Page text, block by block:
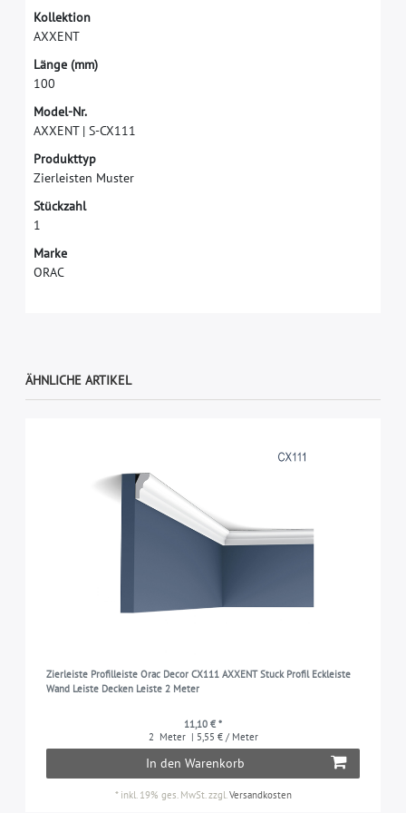
Kollektion
AXXENT
Länge (mm)
100
Model-Nr.
AXXENT | S-CX111
Produkttyp
Zierleisten Muster
Stückzahl
1
Marke
ORAC
ÄHNLICHE ARTIKEL
Zierleiste Profilleiste Orac Decor CX111 AXXENT Stuck Profil Eckleiste
Wand Leiste Decken Leiste 2 Meter
11,10 € *
2 Meter | 5,55 € / Meter
In den Warenkorb
* inkl. 19% ges. MwSt. zzgl. Versandkosten